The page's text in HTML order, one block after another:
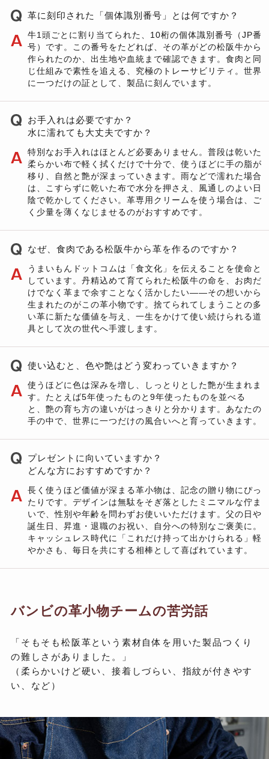
革に刻印された「個体識別番号」とは何ですか？
牛1頭ごとに割り当てられた、10桁の個体識別番号（JP番
号）です。この番号をたどれば、その革がどの松阪牛から
作られたのか、出生地や血統まで確認できます。食肉と同
じ仕組みで素性を追える、究極のトレーサビリティ。世界
に一つだけの証として、製品に刻んでいます。
お手入れは必要ですか？
水に濡れても大丈夫ですか？
特別なお手入れはほとんど必要ありません。普段は乾いた
柔らかい布で軽く拭くだけで十分で、使うほどに手の脂が
移り、自然と艶が深まっていきます。雨などで濡れた場合
は、こすらずに乾いた布で水分を押さえ、風通しのよい日
陰で乾かしてください。革専用クリームを使う場合は、ご
く少量を薄くなじませるのがおすすめです。
なぜ、食肉である松阪牛から革を作るのですか？
うまいもんドットコムは「食文化」を伝えることを使命と
しています。丹精込めて育てられた松阪牛の命を、お肉だ
けでなく革まで余すことなく活かしたい——その想いから
生まれたのがこの革小物です。捨てられてしまうことの多
い革に新たな価値を与え、一生をかけて使い続けられる道
具として次の世代へ手渡します。
使い込むと、色や艶はどう変わっていきますか？
使うほどに色は深みを増し、しっとりとした艶が生まれま
す。たとえば5年使ったものと9年使ったものを並べる
と、艶の育ち方の違いがはっきりと分かります。あなたの
手の中で、世界に一つだけの風合いへと育っていきます。
プレゼントに向いていますか？
どんな方におすすめですか？
長く使うほど価値が深まる革小物は、記念の贈り物にぴっ
たりです。デザインは無駄をそぎ落としたミニマルな佇ま
いで、性別や年齢を問わずお使いいただけます。父の日や
誕生日、昇進・退職のお祝い、自分への特別なご褒美に。
キャッシュレス時代に「これだけ持って出かけられる」軽
やかさも、毎日を共にする相棒として喜ばれています。
バンビの革小物チームの苦労話
「そもそも松阪革という素材自体を用いた製品つくり
の難しさがありました。」
（柔らかいけど硬い、接着しづらい、指紋が付きやす
い、など）